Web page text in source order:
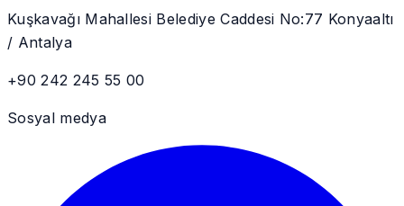
Kuşkavağı Mahallesi Belediye Caddesi No:77 Konyaaltı
/ Antalya
+90 242 245 55 00
Sosyal medya